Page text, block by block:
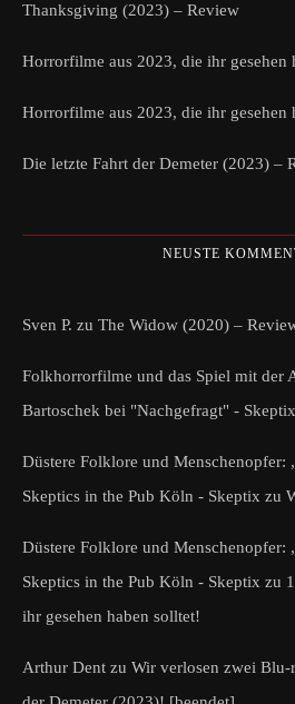
Thanksgiving (2023) – Review
Horrorfilme aus 2023, die ihr gesehen
Horrorfilme aus 2023, die ihr gesehen
Die letzte Fahrt der Demeter (2023) –
NEUSTE
Sven P. zu The Widow (2020) –
Folkhorrorfilme und das Spiel mit der
Bartoschek bei "Nachgefragt" - Skeptix
Düstere Folklore und Menschenopfer:
Skeptics in the Pub Köln - Skeptix zu
Düstere Folklore und Menschenopfer:
Skeptics in the Pub Köln - Skeptix zu
ihr gesehen haben solltet!
Arthur Dent zu Wir verlosen zwei Blu-